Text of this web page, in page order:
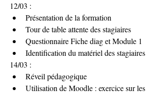
12/03 :
Présentation de la formation
Tour de table attente des stagiaires
Questionnaire Fiche diag et Module 1
Identification du matériel des stagiaires
14/03 :
Réveil pédagogique
Utilisation de Moodle : exercice sur les